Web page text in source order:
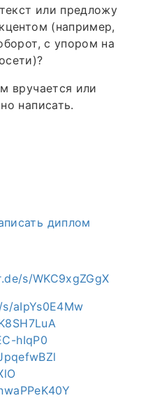
или предложу
(например,
с упором на
вручается или
написать.
диплом
s/WKC9xgZGgX
aIpYs0E4Mw
hIqP0